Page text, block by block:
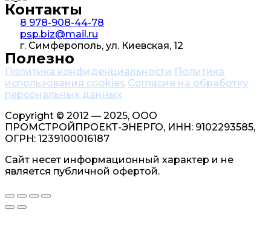
Контакты
8 978-908-44-78
psp.biz@mail.ru
г. Симферополь, ул. Киевская, 12
Полезно
Политика конфиденциальности Политика
использования cookies Согласие на обработку
персональных данных
Copyright © 2012 — 2025, ООО
ПРОМСТРОЙПРОЕКТ-ЭНЕРГО, ИНН: 9102293585,
ОГРН: 1239100016187
Сайт несет информационный характер и не
является публичной офертой.